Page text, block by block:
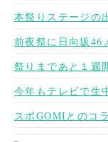
本祭りステージの
前夜祭に日向坂46
祭りまであと１週
今年もテレビで生
スポGOMIとのコ